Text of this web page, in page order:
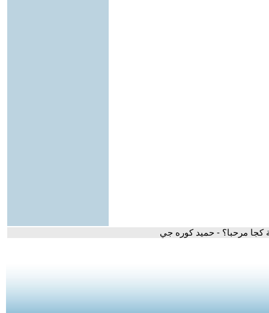
كجا مرحبا؟ - حميد كوره جي